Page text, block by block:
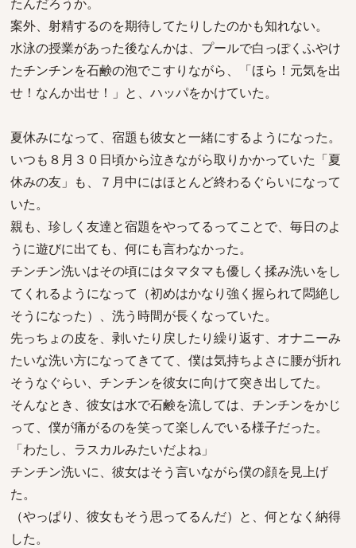
案外、射精するのを期待してたりしたのかも知れない。
水泳の授業があった後なんかは、プールで白っぽくふやけ
たチンチンを石鹸の泡でこすりながら、「ほら！元気を出
せ！なんか出せ！」と、ハッパをかけていた。
夏休みになって、宿題も彼女と一緒にするようになった。
いつも８月３０日頃から泣きながら取りかかっていた「夏
休みの友」も、７月中にはほとんど終わるぐらいになって
いた。
親も、珍しく友達と宿題をやってるってことで、毎日のよ
うに遊びに出ても、何にも言わなかった。
チンチン洗いはその頃にはタマタマも優しく揉み洗いをし
てくれるようになって（初めはかなり強く握られて悶絶し
そうになった）、洗う時間が長くなっていた。
先っちょの皮を、剥いたり戻したり繰り返す、オナニーみ
たいな洗い方になってきてて、僕は気持ちよさに腰が折れ
そうなぐらい、チンチンを彼女に向けて突き出してた。
そんなとき、彼女は水で石鹸を流しては、チンチンをかじ
って、僕が痛がるのを笑って楽しんでいる様子だった。
「わたし、ラスカルみたいだよね」
チンチン洗いに、彼女はそう言いながら僕の顔を見上げ
た。
（やっぱり、彼女もそう思ってるんだ）と、何となく納得
した。